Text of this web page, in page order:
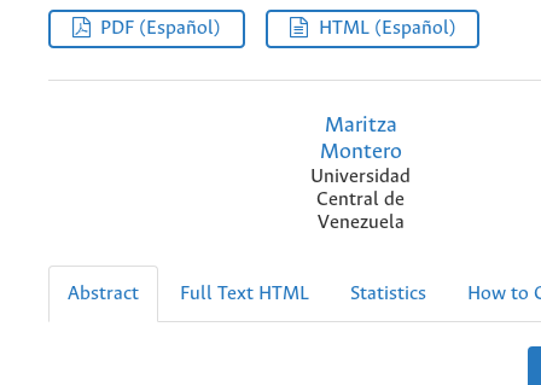
PDF (Español) HTML (Español)
Maritza
Montero
Universidad
Central de
Venezuela
Abstract Full Text HTML Statistics How to